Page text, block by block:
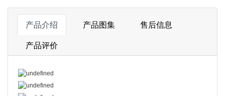
产品介绍 产品图集 售后信息
产品评价